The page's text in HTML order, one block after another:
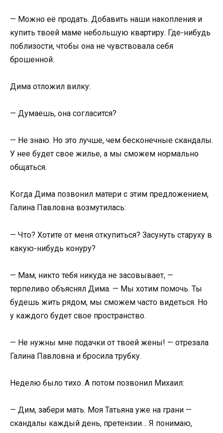
— Можно её продать. Добавить наши накопления и
купить твоей маме небольшую квартиру. Где-нибудь
поблизости, чтобы она не чувствовала себя
брошенной.
Дима отложил вилку:
— Думаешь, она согласится?
— Не знаю. Но это лучше, чем бесконечные скандалы.
У нее будет свое жилье, а мы сможем нормально
общаться.
Когда Дима позвонил матери с этим предложением,
Галина Павловна возмутилась:
— Что? Хотите от меня откупиться? Засунуть старуху в
какую-нибудь конуру?
— Мам, никто тебя никуда не засовывает, —
терпеливо объяснял Дима. — Мы хотим помочь. Ты
будешь жить рядом, мы сможем часто видеться. Но
у каждого будет свое пространство.
— Не нужны мне подачки от твоей жены! — отрезала
Галина Павловна и бросила трубку.
Неделю было тихо. А потом позвонил Михаил:
— Дим, забери мать. Моя Татьяна уже на грани —
скандалы каждый день, претензии… Я понимаю,